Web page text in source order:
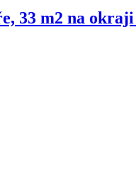
33 m2 na